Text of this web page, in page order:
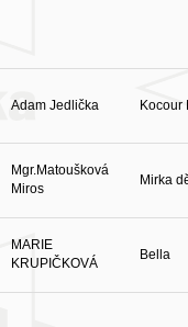
Adam Jedlička Kocour
Mgr.Matoušková
Miros
Mirka
MARIE
KRUPIČKOVÁ
Bella